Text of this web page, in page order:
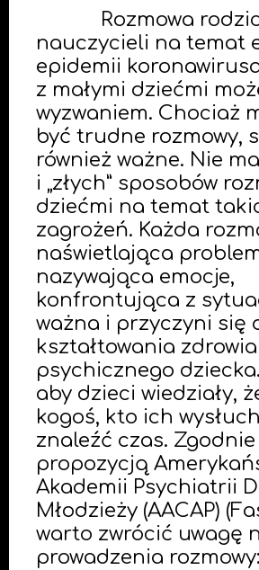
Rozmowa
nauczycieli na temat
epidemii
z małymi dziećmi
wyzwaniem. Chociaż
być trudne rozmowy,
również ważne. Nie
i „złych” sposobów
dziećmi na temat
zagrożeń. Każda
naświetlająca
nazywająca emocje,
konfrontująca z
ważna i przyczyni się
kształtowania zdrowia
psychicznego
aby dzieci wiedziały,
kogoś, kto ich
znaleźć czas. Zgodnie
propozycją
Akademii Psychiatrii
Młodzieży (AACAP)
warto zwrócić uwagę
prowadzenia rozmowy: